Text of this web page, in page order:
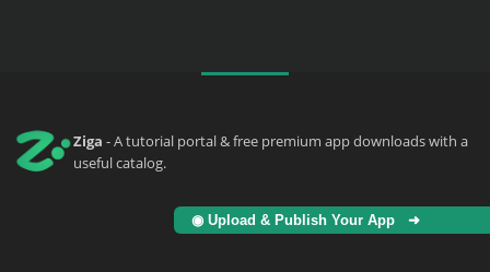
Ziga - A tutorial portal & free premium app downloads with a
useful catalog.
◉ Upload & Publish Your App ➜